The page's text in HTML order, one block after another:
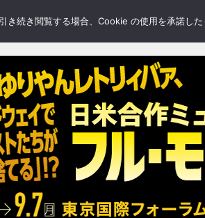
続き閲覧する場合、Cookie の使用を承諾した